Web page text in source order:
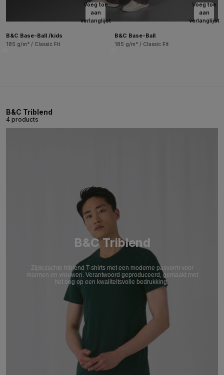
Voeg toe
aan
verlanglijst
B&C Base-Ball /kids
185 g/m² / Classic Fit
Voeg toe
aan
verlanglijst
B&C Base-Ball
185 g/m² / Classic Fit
B&C Triblend
4 products
B&C Triblend
Zijdezachte triblend T-shirts met een moderne pasvorm voor
mannen en vrouwen. Verantwoord geproduceerd, gemaakt met
het oog op een kwaliteitsvolle bedrukking.